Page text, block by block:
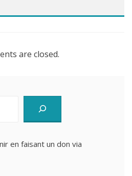
are closed.
en faisant un don via